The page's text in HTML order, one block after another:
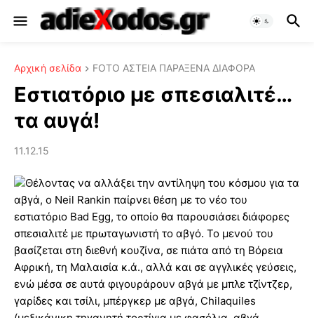
Αρχική σελίδα FOTO ΑΣΤΕΙΑ ΠΑΡΑΞΕΝΑ ΔΙΑΦΟΡΑ
Εστιατόριο με σπεσιαλιτέ…
τα αυγά!
11.12.15
Θέλοντας να αλλάξει την αντίληψη του κόσμου για τα
αβγά, ο Neil Rankin παίρνει θέση με το νέο του
εστιατόριο Bad Egg, το οποίο θα παρουσιάσει διάφορες
σπεσιαλιτέ με πρωταγωνιστή το αβγό. Το μενού του
βασίζεται στη διεθνή κουζίνα, σε πιάτα από τη Βόρεια
Αφρική, τη Μαλαισία κ.ά., αλλά και σε αγγλικές γεύσεις,
ενώ μέσα σε αυτά φιγουράρουν αβγά με μπλε τζίντζερ,
γαρίδες και τσίλι, μπέργκερ με αβγά, Chilaquiles